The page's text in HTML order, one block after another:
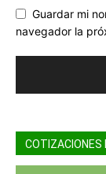
Guardar mi
navegador la
COTIZACIONES